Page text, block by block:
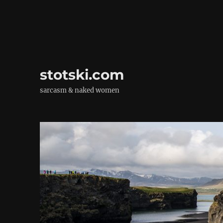
stotski.com
sarcasm & naked women